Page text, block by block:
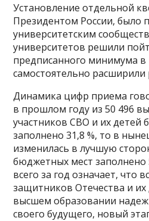
Установление отдельной
Президентом России, было
университетским
университетов решили
предписанного минимума в
самостоятельно
Динамика цифр приема
в прошлом году из 50 496
участников СВО и их детей
заполнено 31,8 %, то в
изменилась в лучшую
бюджетных мест заполнено
всего за год означает, что
защитников Отечества и их
высшем образовании
своего будущего, новый